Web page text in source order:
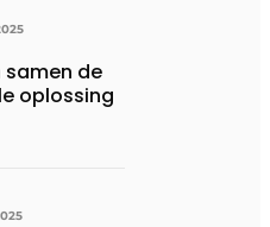
samen de
oplossing